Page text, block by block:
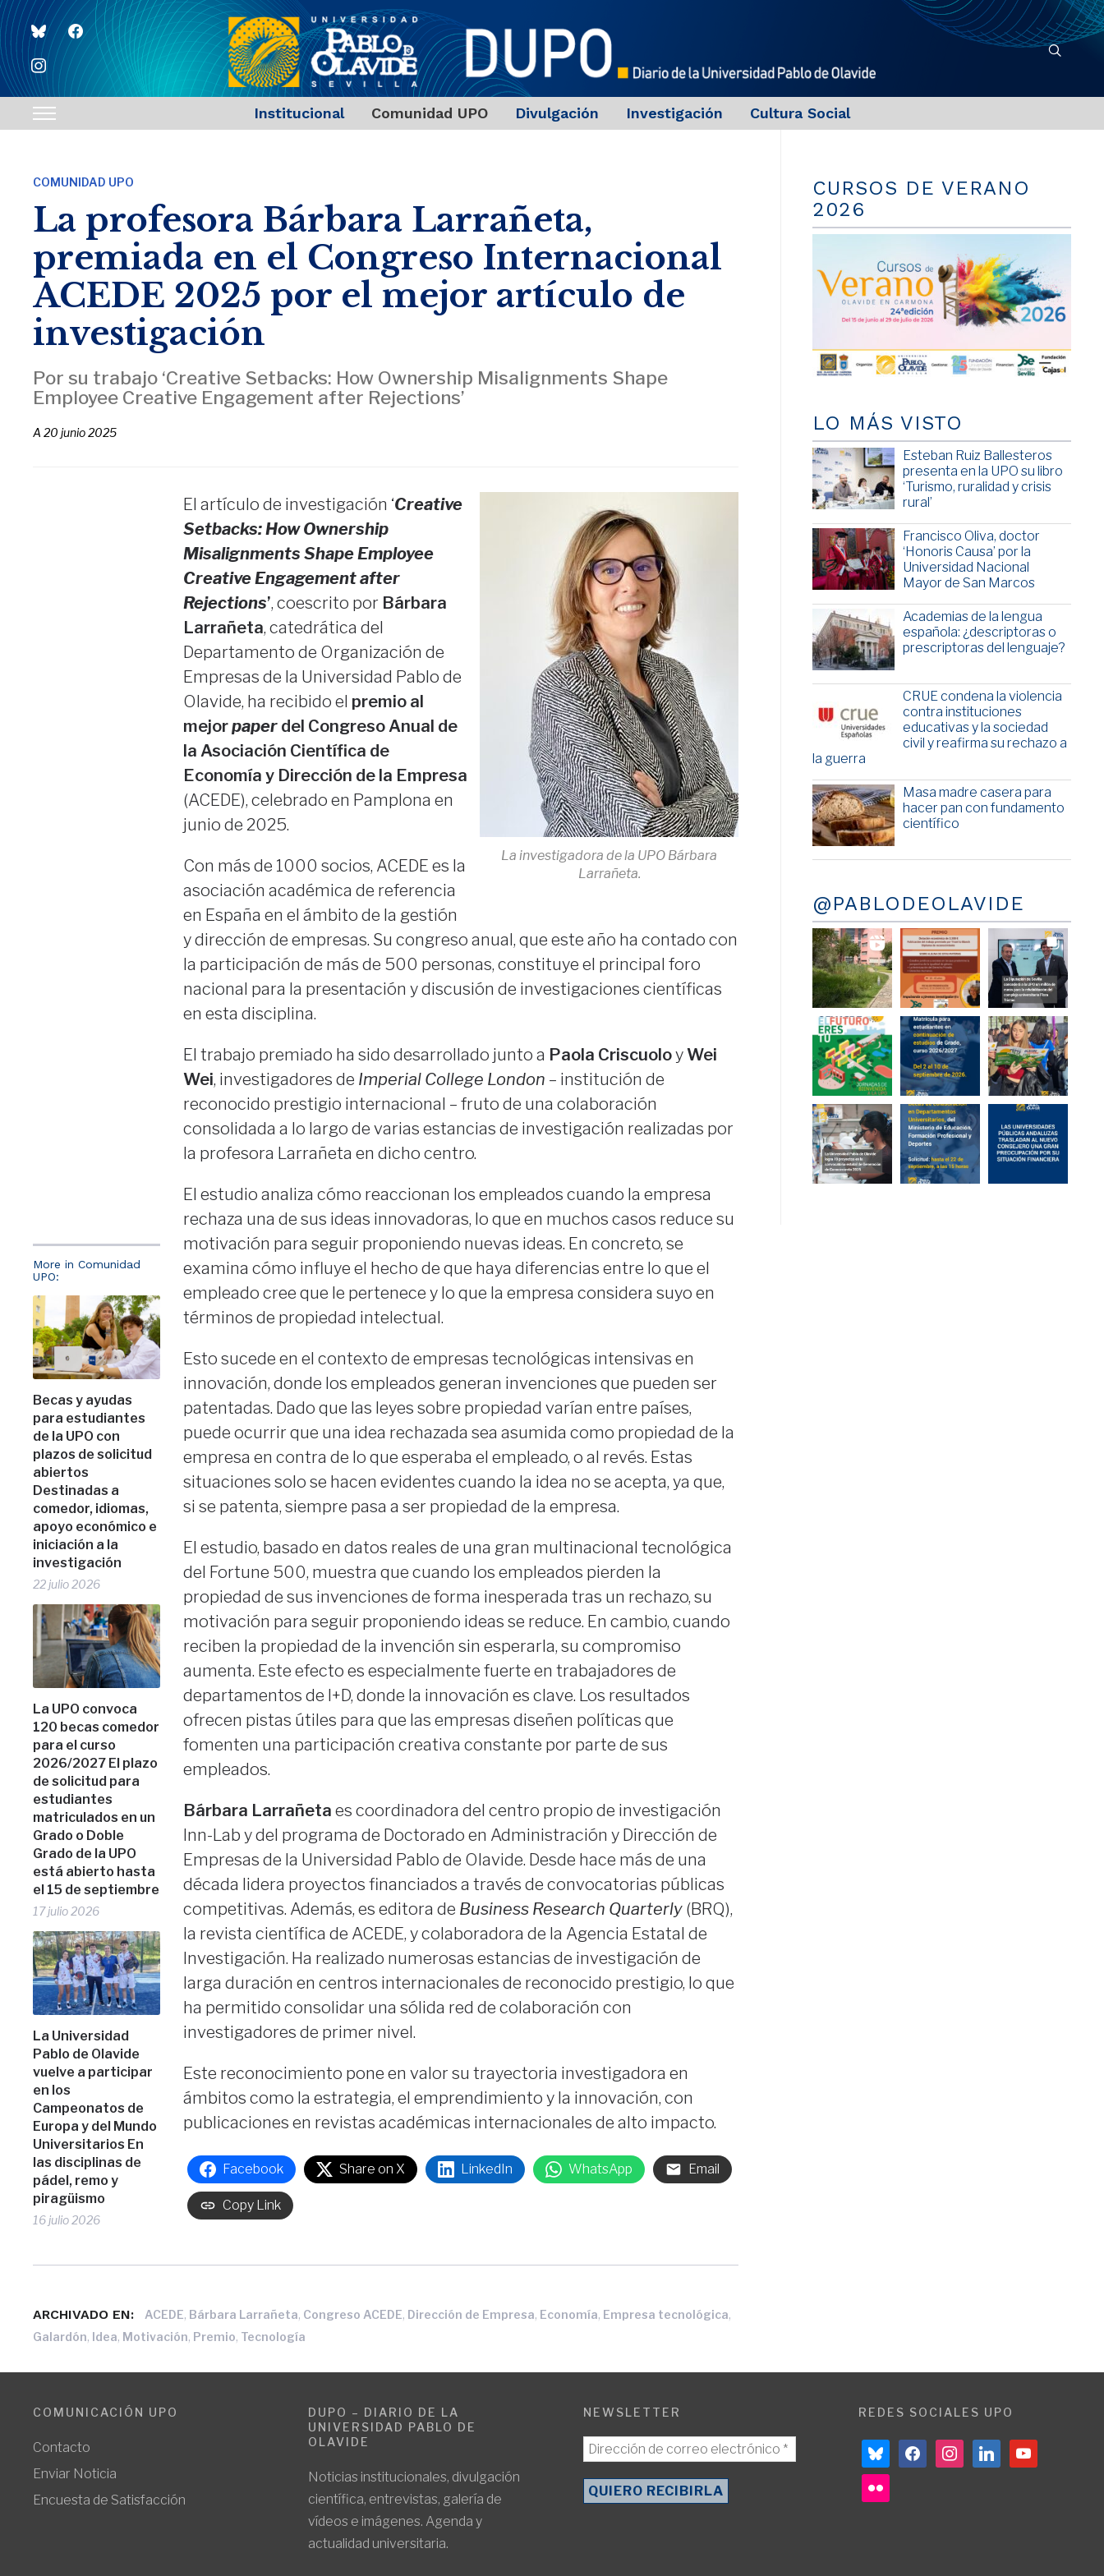
blueskyfacebook
instagram
Toggle
navigation
Institucional Comunidad UPO Divulgación Investigación Cultura Social
COMUNIDAD UPO
La profesora Bárbara Larrañeta,
premiada en el Congreso Internacional
ACEDE 2025 por el mejor artículo de
investigación
Por su trabajo ‘Creative Setbacks: How Ownership Misalignments Shape
Employee Creative Engagement after Rejections’
A20 junio 2025
More in Comunidad
UPO:
Becas y ayudas
para estudiantes
de la UPO con
plazos de solicitud
abiertos
Destinadas a
comedor, idiomas,
apoyo económico e
iniciación a la
investigación
22 julio 2026
La UPO convoca
120 becas comedor
para el curso
2026/2027 El plazo
de solicitud para
estudiantes
matriculados en un
Grado o Doble
Grado de la UPO
está abierto hasta
el 15 de septiembre
17 julio 2026
La Universidad
Pablo de Olavide
vuelve a participar
en los
Campeonatos de
Europa y del Mundo
Universitarios En
las disciplinas de
pádel, remo y
piragüismo
16 julio 2026
La investigadora de la UPO Bárbara
Larrañeta.
El artículo de investigación ‘Creative
Setbacks: How Ownership
Misalignments Shape Employee
Creative Engagement after
Rejections’, coescrito por Bárbara
Larrañeta, catedrática del
Departamento de Organización de
Empresas de la Universidad Pablo de
Olavide, ha recibido el premio al
mejorpaper del Congreso Anual de
la Asociación Científica de
Economía y Dirección de la Empresa
(ACEDE), celebrado en Pamplona en
junio de 2025.
Con más de 1000 socios, ACEDE es la
asociación académica de referencia
en España en el ámbito de la gestión
y dirección de empresas. Su congreso anual, que este año ha contado con
la participación de más de 500 personas, constituye el principal foro
nacional para la presentación y discusión de investigaciones científicas
en esta disciplina.
El trabajo premiado ha sido desarrollado junto a Paola CriscuoloyWei
Wei, investigadores de Imperial College London – institución de
reconocido prestigio internacional – fruto de una colaboración
consolidada a lo largo de varias estancias de investigación realizadas por
la profesora Larrañeta en dicho centro.
El estudio analiza cómo reaccionan los empleados cuando la empresa
rechaza una de sus ideas innovadoras, lo que en muchos casos reduce su
motivación para seguir proponiendo nuevas ideas. En concreto, se
examina cómo influye el hecho de que haya diferencias entre lo que el
empleado cree que le pertenece y lo que la empresa considera suyo en
términos de propiedad intelectual.
Esto sucede en el contexto de empresas tecnológicas intensivas en
innovación, donde los empleados generan invenciones que pueden ser
patentadas. Dado que las leyes sobre propiedad varían entre países,
puede ocurrir que una idea rechazada sea asumida como propiedad de la
empresa en contra de lo que esperaba el empleado, o al revés. Estas
situaciones solo se hacen evidentes cuando la idea no se acepta, ya que,
si se patenta, siempre pasa a ser propiedad de la empresa.
El estudio, basado en datos reales de una gran multinacional tecnológica
del Fortune 500, muestra que cuando los empleados pierden la
propiedad de sus invenciones de forma inesperada tras un rechazo, su
motivación para seguir proponiendo ideas se reduce. En cambio, cuando
reciben la propiedad de la invención sin esperarla, su compromiso
aumenta. Este efecto es especialmente fuerte en trabajadores de
departamentos de I+D, donde la innovación es clave. Los resultados
ofrecen pistas útiles para que las empresas diseñen políticas que
fomenten una participación creativa constante por parte de sus
empleados.
Bárbara Larrañeta es coordinadora del centro propio de investigación
Inn-Lab y del programa de Doctorado en Administración y Dirección de
Empresas de la Universidad Pablo de Olavide. Desde hace más de una
década lidera proyectos financiados a través de convocatorias públicas
competitivas. Además, es editora de Business Research Quarterly(BRQ),
la revista científica de ACEDE, y colaboradora de la Agencia Estatal de
Investigación. Ha realizado numerosas estancias de investigación de
larga duración en centros internacionales de reconocido prestigio, lo que
ha permitido consolidar una sólida red de colaboración con
investigadores de primer nivel.
Este reconocimiento pone en valor su trayectoria investigadora en
ámbitos como la estrategia, el emprendimiento y la innovación, con
publicaciones en revistas académicas internacionales de alto impacto.
Facebook Share on X LinkedIn WhatsApp Email
Copy Link
ARCHIVADO EN: ACEDE, Bárbara Larrañeta, Congreso ACEDE, Dirección de Empresa, Economía, Empresa tecnológica,
Galardón, Idea, Motivación, Premio, Tecnología
CURSOS DE VERANO
2026
LO MÁS VISTO
Esteban Ruiz Ballesteros
presenta en la UPO su libro
‘Turismo, ruralidad y crisis
rural’
Francisco Oliva, doctor
‘Honoris Causa’ por la
Universidad Nacional
Mayor de San Marcos
Academias de la lengua
española: ¿descriptoras o
prescriptoras del lenguaje?
CRUE condena la violencia
contra instituciones
educativas y la sociedad
civil y reafirma su rechazo a
la guerra
Masa madre casera para
hacer pan con fundamento
científico
@PABLODEOLAVIDE
COMUNICACIÓN UPO
Contacto
Enviar Noticia
Encuesta de Satisfacción
DUPO – DIARIO DE LA
UNIVERSIDAD PABLO DE
OLAVIDE
Noticias institucionales, divulgación
científica, entrevistas, galería de
vídeos e imágenes. Agenda y
actualidad universitaria.
NEWSLETTER REDES SOCIALES UPO
blueskyfacebookinstagramlinkedin youtube
flickr